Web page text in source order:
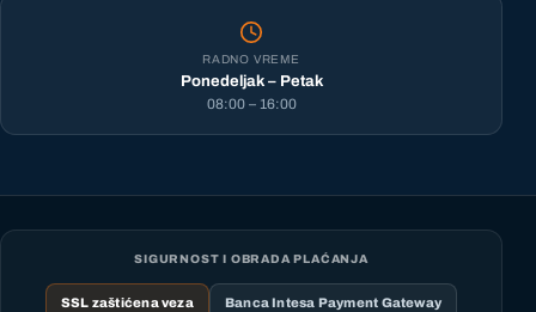
RADNO VREME
Ponedeljak – Petak
08:00 – 16:00
SIGURNOST I OBRADA PLAĆANJA
SSL zaštićena veza Banca Intesa Payment Gateway